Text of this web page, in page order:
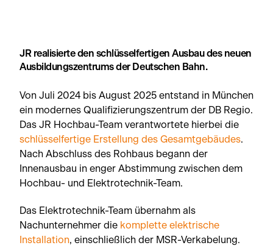
JR realisierte den schlüsselfertigen Ausbau des neuen
Ausbildungszentrums der Deutschen Bahn.
Von Juli 2024 bis August 2025 entstand in München
ein modernes Qualifizierungszentrum der DB Regio.
Das JR Hochbau-Team verantwortete hierbei die
schlüsselfertige Erstellung des Gesamtgebäudes.
Nach Abschluss des Rohbaus begann der
Innenausbau in enger Abstimmung zwischen dem
Hochbau- und Elektrotechnik-Team.
Das Elektrotechnik-Team übernahm als
Nachunternehmer die komplette elektrische
Installation, einschließlich der MSR-Verkabelung.